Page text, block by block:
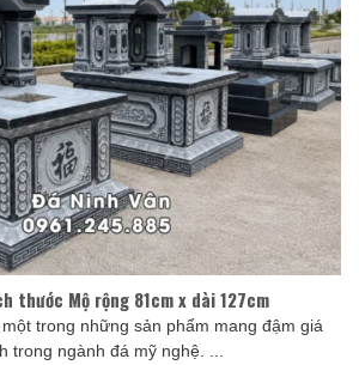
thước Mộ rộng 81cm x dài 127cm
trong những sản phẩm mang đậm giá
trong ngành đá mỹ nghệ. ...